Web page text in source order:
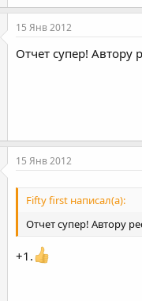
15 Янв 2012
Отчет супер! Автору
15 Янв 2012
Fifty first написал(а):
Отчет супер! Автору
+1.